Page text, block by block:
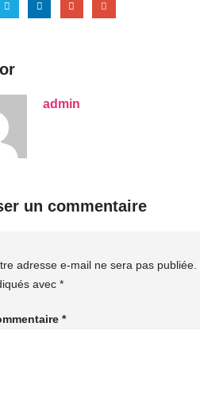
admin
un commentaire
adresse e-mail ne sera pas publiée.
avec *
*